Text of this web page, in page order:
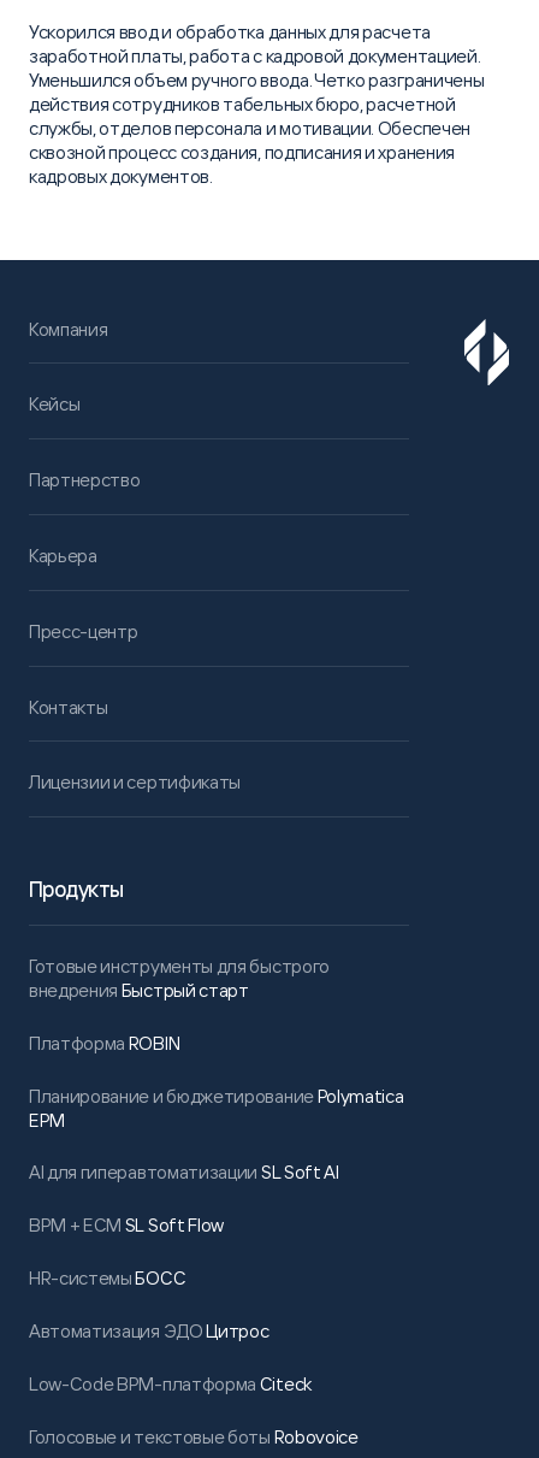
Ускорился ввод и обработка данных для расчета
заработной платы, работа с кадровой документацией.
Уменьшился объем ручного ввода. Четко разграничены
действия сотрудников табельных бюро, расчетной
службы, отделов персонала и мотивации. Обеспечен
сквозной процесс создания, подписания и хранения
кадровых документов.
Компания
Кейсы
Партнерство
Карьера
Пресс-центр
Контакты
Лицензии и сертификаты
Продукты
Готовые инструменты для быстрого
внедрения Быстрый старт
Платформа ROBIN
Планирование и бюджетированиеPolymatica
EPM
AI для гиперавтоматизации SL Soft AI
BPM + ECM SL Soft Flow
HR-системыБОСС
Автоматизация ЭДОЦитрос
Low-Code BPM-платформа Citeck
Голосовые и текстовые боты Robovoice